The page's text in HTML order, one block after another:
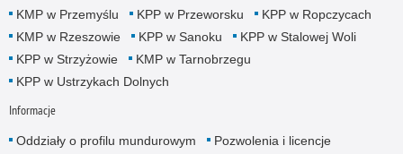
KMP w Przemyślu
KPP w Przeworsku
KPP w Ropczycach
KMP w Rzeszowie
KPP w Sanoku
KPP w Stalowej Woli
KPP w Strzyżowie
KMP w Tarnobrzegu
KPP w Ustrzykach Dolnych
Informacje
Oddziały o profilu mundurowym
Pozwolenia i licencje